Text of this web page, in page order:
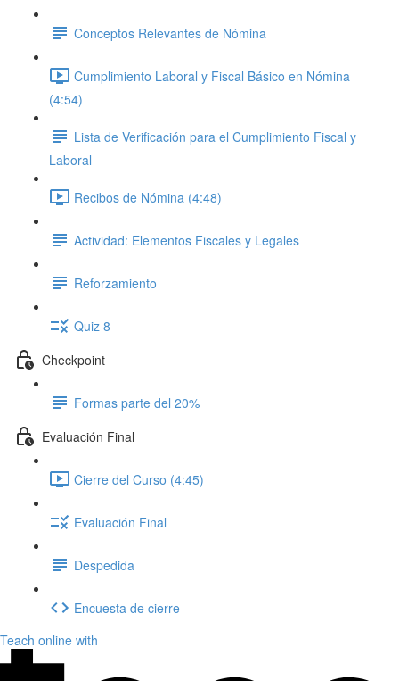
Conceptos Relevantes de Nómina
Cumplimiento Laboral y Fiscal Básico en Nómina
(4:54)
Lista de Verificación para el Cumplimiento Fiscal y
Laboral
Recibos de Nómina (4:48)
Actividad: Elementos Fiscales y Legales
Reforzamiento
Quiz 8
Checkpoint
Formas parte del 20%
Evaluación Final
Cierre del Curso (4:45)
Evaluación Final
Despedida
Encuesta de cierre
Teach online with